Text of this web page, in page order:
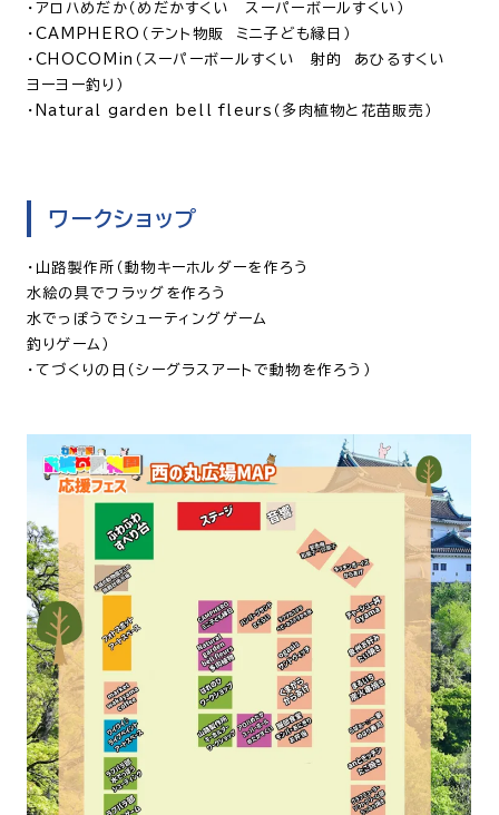
・アロハめだか（めだかすくい スーパーボールすくい）
・CAMPHERO（テント物販 ミニ子ども縁日）
・CHOCOMin（スーパーボールすくい 射的 あひるすくい
ヨーヨー釣り）
・Natural garden bell fleurs（多肉植物と花苗販売）
ワークショップ
・山路製作所（動物キーホルダーを作ろう
水絵の具でフラッグを作ろう
水でっぽうでシューティングゲーム
釣りゲーム）
・てづくりの日（シーグラスアートで動物を作ろう）